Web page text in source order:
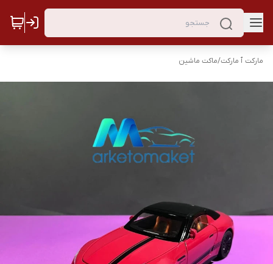
مارکت ٱ مارکت/ماکت ماشین